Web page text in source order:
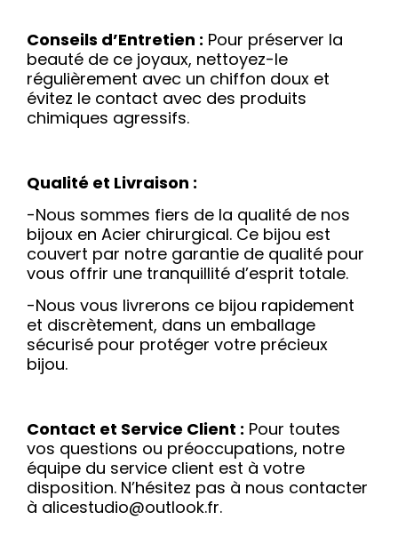
Conseils d’Entretien : Pour préserver la
beauté de ce joyaux, nettoyez-le
régulièrement avec un chiffon doux et
évitez le contact avec des produits
chimiques agressifs.
Qualité et Livraison :
-Nous sommes fiers de la qualité de nos
bijoux en Acier chirurgical. Ce bijou est
couvert par notre garantie de qualité pour
vous offrir une tranquillité d’esprit totale.
-Nous vous livrerons ce bijou rapidement
et discrètement, dans un emballage
sécurisé pour protéger votre précieux
bijou.
Contact et Service Client : Pour toutes
vos questions ou préoccupations, notre
équipe du service client est à votre
disposition. N’hésitez pas à nous contacter
à alicestudio@outlook.fr.